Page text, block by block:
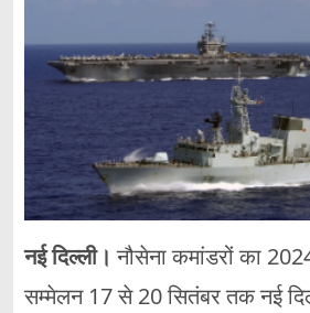
नई दिल्ली। नौसेना कमांडरों का
सम्मेलन 17 से 20 सितंबरतक नई